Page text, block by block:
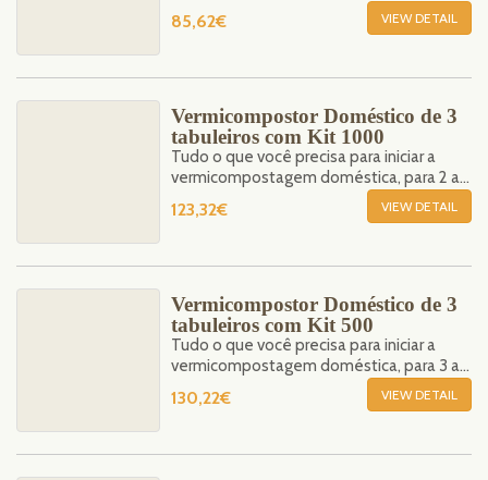
85,62€ VIEW DETAIL
Vermicompostor Doméstico de 3
tabuleiros com Kit 1000
Tudo o que você precisa para iniciar a
vermicompostagem doméstica, para 2 a 3
123,32€ VIEW DETAIL
Vermicompostor Doméstico de 3
tabuleiros com Kit 500
Tudo o que você precisa para iniciar a
vermicompostagem doméstica, para 3 a
130,22€ VIEW DETAIL